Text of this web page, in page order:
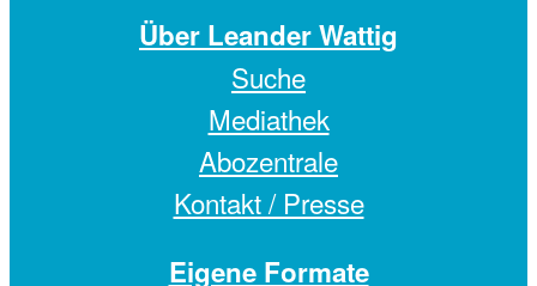
Über Leander Wattig
Suche
Mediathek
Abozentrale
Kontakt / Presse
Eigene Formate